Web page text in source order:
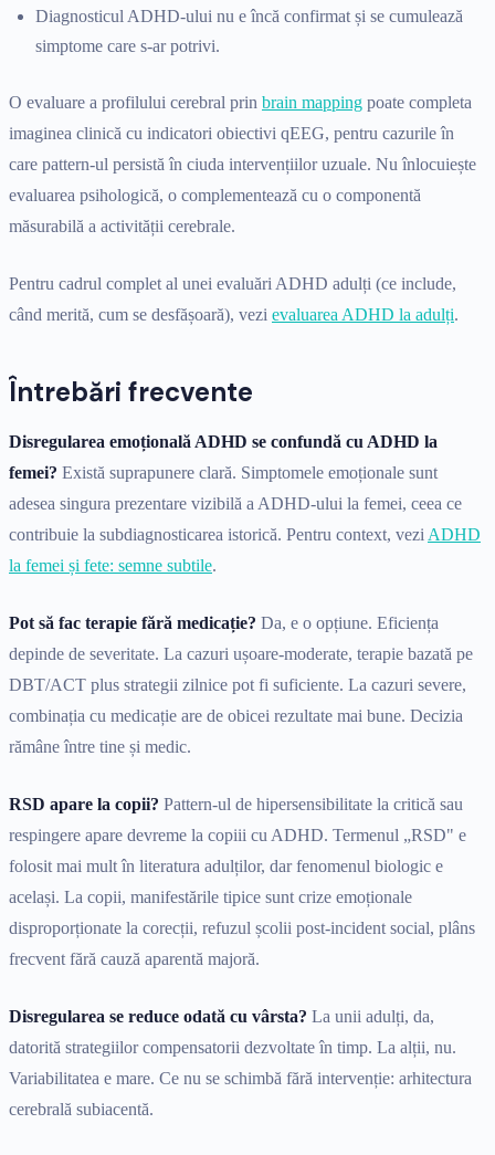
Diagnosticul ADHD-ului nu e încă confirmat și se cumulează
simptome care s-ar potrivi.
O evaluare a profilului cerebral prin brain mapping poate completa
imaginea clinică cu indicatori obiectivi qEEG, pentru cazurile în
care pattern-ul persistă în ciuda intervențiilor uzuale. Nu înlocuiește
evaluarea psihologică, o complementează cu o componentă
măsurabilă a activității cerebrale.
Pentru cadrul complet al unei evaluări ADHD adulți (ce include,
când merită, cum se desfășoară), vezi evaluarea ADHD la adulți.
Întrebări frecvente
Disregularea emoțională ADHD se confundă cu ADHD la
femei? Există suprapunere clară. Simptomele emoționale sunt
adesea singura prezentare vizibilă a ADHD-ului la femei, ceea ce
contribuie la subdiagnosticarea istorică. Pentru context, vezi ADHD
la femei și fete: semne subtile.
Pot să fac terapie fără medicație? Da, e o opțiune. Eficiența
depinde de severitate. La cazuri ușoare-moderate, terapie bazată pe
DBT/ACT plus strategii zilnice pot fi suficiente. La cazuri severe,
combinația cu medicație are de obicei rezultate mai bune. Decizia
rămâne între tine și medic.
RSD apare la copii? Pattern-ul de hipersensibilitate la critică sau
respingere apare devreme la copiii cu ADHD. Termenul „RSD" e
folosit mai mult în literatura adulților, dar fenomenul biologic e
același. La copii, manifestările tipice sunt crize emoționale
disproporționate la corecții, refuzul școlii post-incident social, plâns
frecvent fără cauză aparentă majoră.
Disregularea se reduce odată cu vârsta? La unii adulți, da,
datorită strategiilor compensatorii dezvoltate în timp. La alții, nu.
Variabilitatea e mare. Ce nu se schimbă fără intervenție: arhitectura
cerebrală subiacentă.